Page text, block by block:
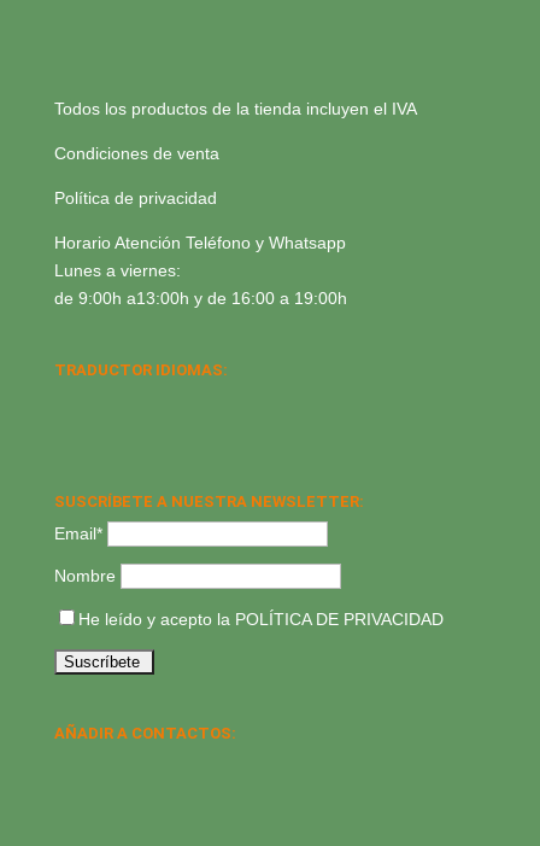
Todos los productos de la tienda incluyen el IVA
Condiciones de venta
Política de privacidad
Horario Atención Teléfono y Whatsapp
Lunes a viernes:
de 9:00h a13:00h y de 16:00 a 19:00h
TRADUCTOR IDIOMAS:
SUSCRÍBETE A NUESTRA NEWSLETTER:
Email*
Nombre
He leído y acepto la POLÍTICA DE PRIVACIDAD
AÑADIR A CONTACTOS: